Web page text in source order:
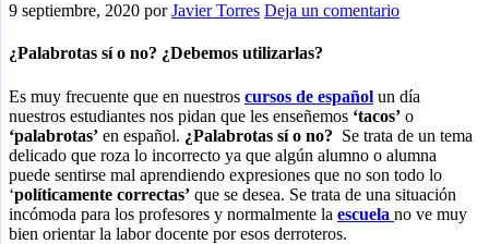
9 septiembre, 2020 porJavier Torres Deja un comentario
¿Palabrotas sí o no? ¿Debemos utilizarlas?
Es muy frecuente que en nuestros cursos de español un día
nuestros estudiantes nos pidan que les enseñemos ‘tacos’ o
‘palabrotas’ en español. ¿Palabrotas sí o no? Se trata de un tema
delicado que roza lo incorrecto ya que algún alumno o alumna
puede sentirse mal aprendiendo expresiones que no son todo lo
‘políticamente correctas’ que se desea. Se trata de una situación
incómoda para los profesores y normalmente la escuela no ve muy
bien orientar la labor docente por esos derroteros.